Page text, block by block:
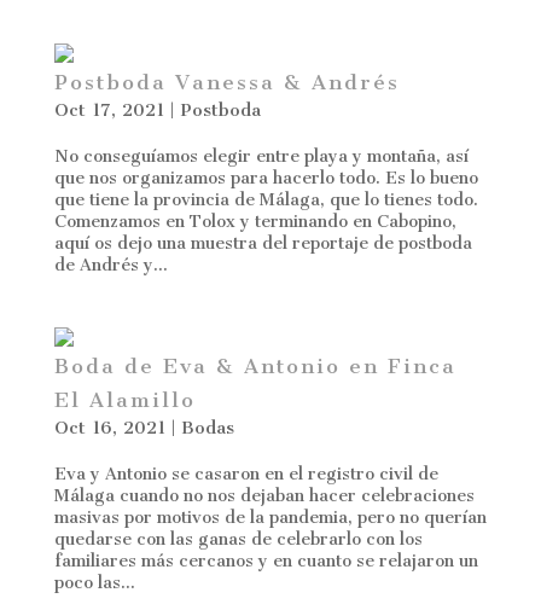
Postboda Vanessa & Andrés
Oct 17, 2021 | Postboda
No conseguíamos elegir entre playa y montaña, así
que nos organizamos para hacerlo todo. Es lo bueno
que tiene la provincia de Málaga, que lo tienes todo.
Comenzamos en Tolox y terminando en Cabopino,
aquí os dejo una muestra del reportaje de postboda
de Andrés y...
Boda de Eva & Antonio en Finca
El Alamillo
Oct 16, 2021 | Bodas
Eva y Antonio se casaron en el registro civil de
Málaga cuando no nos dejaban hacer celebraciones
masivas por motivos de la pandemia, pero no querían
quedarse con las ganas de celebrarlo con los
familiares más cercanos y en cuanto se relajaron un
poco las...